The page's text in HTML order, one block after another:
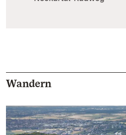
Wandern